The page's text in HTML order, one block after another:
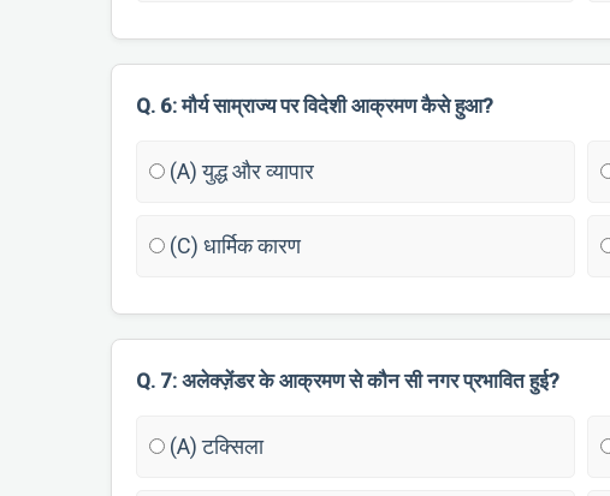
Q. 6: मौर्य साम्राज्य पर विदेशी आक्रमण कैसे हुआ?
(A) युद्ध और व्यापार
(C) धार्मिक कारण
Q. 7: अलेक्ज़ेंडर के आक्रमण से कौन सी नगर प्रभावित हुई?
(A) टक्सिला